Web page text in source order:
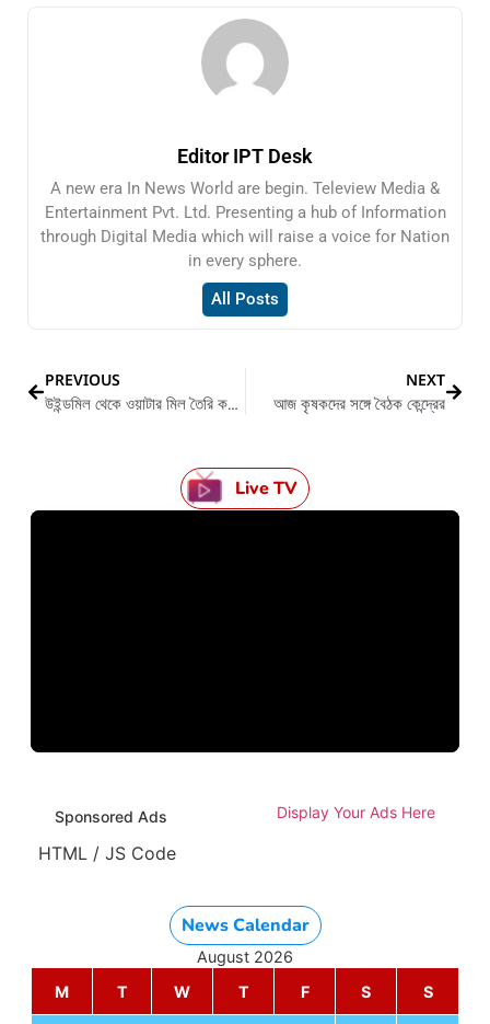
Editor IPT Desk
A new era In News World are begin. Teleview Media &
Entertainment Pvt. Ltd. Presenting a hub of Information
through Digital Media which will raise a voice for Nation
in every sphere.
All Posts
PREVIOUS
উইন্ডমিল থেকে ওয়াটার মিল তৈরি করে নজির গড়লেন এক চাষী
NEXT
আজ কৃষকদের সঙ্গে বৈঠক কেন্দ্রের
Live TV
Sponsored Ads Display Your Ads Here
HTML / JS Code
News Calendar
August 2026
M
T W T F S S